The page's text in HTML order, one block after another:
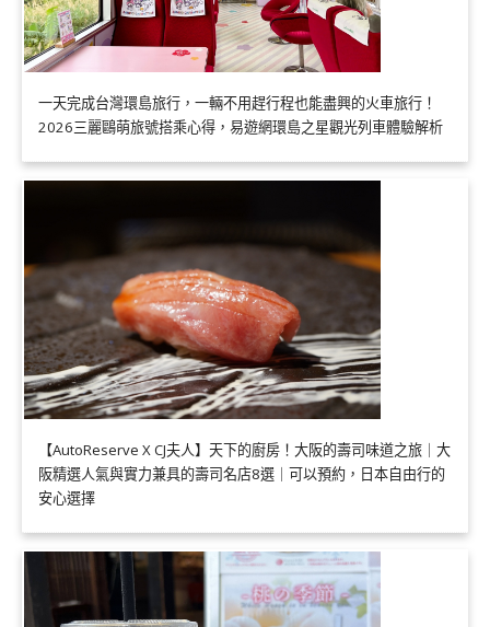
一天完成台灣環島旅行，一輛不用趕行程也能盡興的火車旅行！
2026三麗鷗萌旅號搭乘心得，易遊網環島之星觀光列車體驗解析
【AutoReserve X CJ夫人】天下的廚房！大阪的壽司味道之旅｜大
阪精選人氣與實力兼具的壽司名店8選｜可以預約，日本自由行的
安心選擇